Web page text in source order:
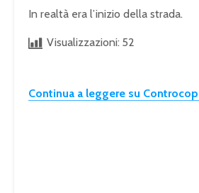
In realtà era l’inizio della strada.
Visualizzazioni: 52
Continua a leggere su